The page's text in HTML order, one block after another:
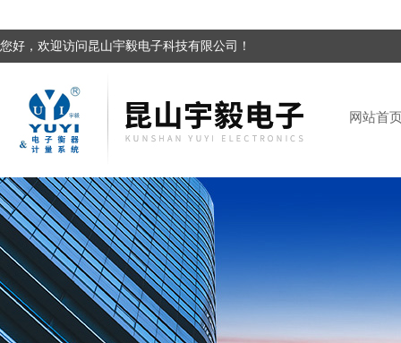
您好，欢迎访问昆山宇毅电子科技有限公司！
网站首